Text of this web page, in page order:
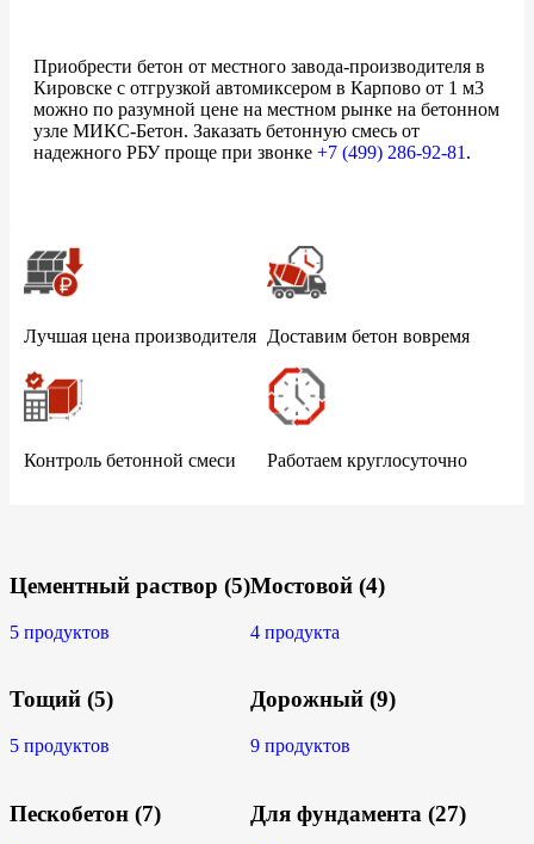
Приобрести бетон от местного завода-производителя в
Кировске с отгрузкой автомиксером в Карпово от 1 м3
можно по разумной цене на местном рынке на бетонном
узле МИКС-Бетон. Заказать бетонную смесь от
надежного РБУ проще при звонке +7 (499) 286-92-81 .
Лучшая цена производителя Доставим бетон вовремя
Контроль бетонной смеси Работаем круглосуточно
Цементный раствор (5)
5 продуктов
Тощий (5)
5 продуктов
Пескобетон (7)
Мостовой (4)
4 продукта
Дорожный (9)
9 продуктов
Для фундамента (27)